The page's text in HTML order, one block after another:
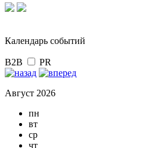
Календарь событий
B2B PR
Август 2026
пн
вт
ср
чт